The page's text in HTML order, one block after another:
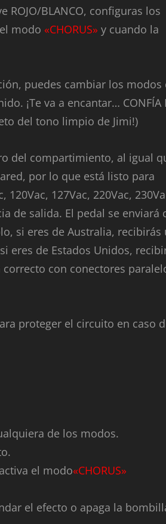
BLANCO, configuras los
modo «CHORUS» y cuando la
puedes cambiar los modos
¡Te va a encantar… CONFÍA
del tono limpio de Jimi!)
del compartimiento, al igual
por lo que está listo para
127Vac, 220Vac,
de salida. El pedal se enviará
si eres de Australia, recibirás
eres de Estados Unidos,
con conectores
proteger el circuito en caso
de los modos.
activa el modo«CHORUS»
el efecto o apaga la